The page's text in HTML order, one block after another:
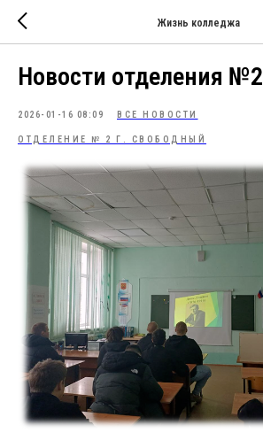
Жизнь колледжа
Новости отделения №2
2026-01-16 08:09 ВСЕ НОВОСТИ
ОТДЕЛЕНИЕ № 2 Г. СВОБОДНЫЙ